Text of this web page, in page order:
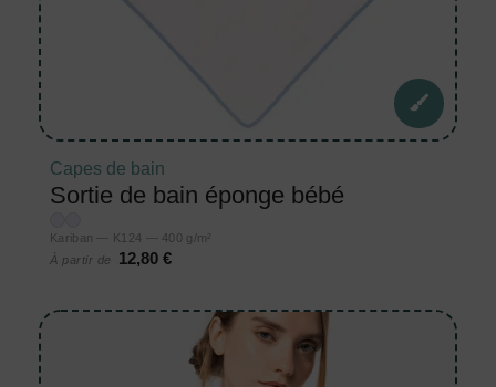
Capes de bain
Sortie de bain éponge bébé
Kariban — K124 — 400 g/m²
À partir de
12,80 €